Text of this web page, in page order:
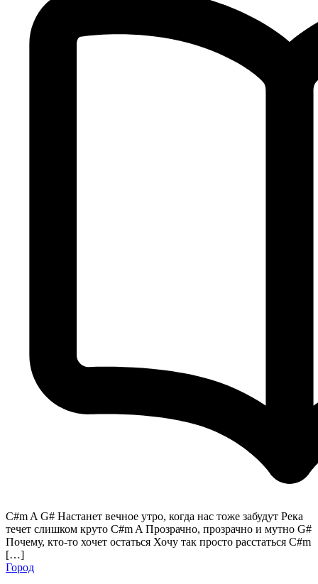
C#m A G# Настанет вечное утро, когда нас тоже забудут Река
течет слишком круто C#m A Прозрачно, прозрачно и мутно G#
Почему, кто-то хочет остаться Хочу так просто расстаться C#m
[…]
Город